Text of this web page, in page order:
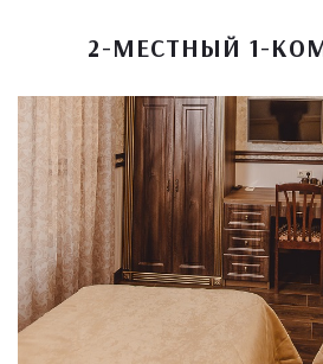
2-МЕСТНЫЙ 1-